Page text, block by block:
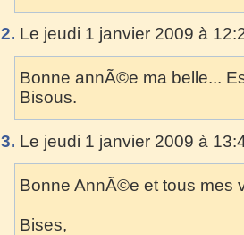
2. Le jeudi 1 janvier 2009 à
Bonne annÃ©e ma belle...
Bisous.
3. Le jeudi 1 janvier 2009 à
Bonne AnnÃ©e et tous mes
Bises,